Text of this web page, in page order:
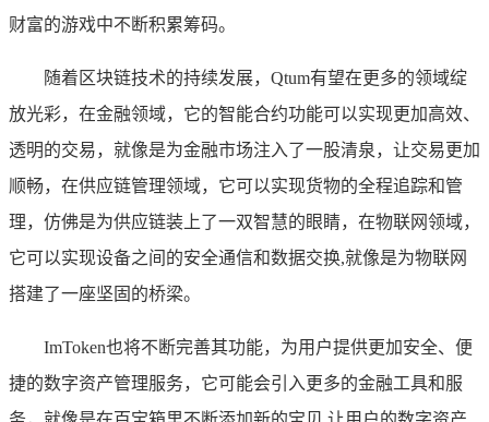
财富的游戏中不断积累筹码。
随着区块链技术的持续发展，Qtum有望在更多的领域绽
放光彩，在金融领域，它的智能合约功能可以实现更加高效、
透明的交易，就像是为金融市场注入了一股清泉，让交易更加
顺畅，在供应链管理领域，它可以实现货物的全程追踪和管
理，仿佛是为供应链装上了一双智慧的眼睛，在物联网领域，
它可以实现设备之间的安全通信和数据交换,就像是为物联网
搭建了一座坚固的桥梁。
ImToken也将不断完善其功能，为用户提供更加安全、便
捷的数字资产管理服务，它可能会引入更多的金融工具和服